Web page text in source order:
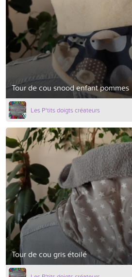
Tour de cou snood enfant pommes
Les P'tits doigts créateurs
Tour de cou gris étoilé